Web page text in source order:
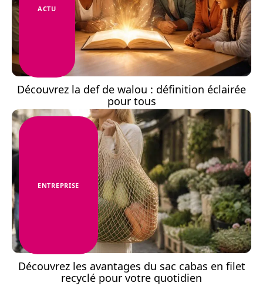
ACTU
Découvrez la def de walou : définition éclairée
pour tous
ENTREPRISE
Découvrez les avantages du sac cabas en filet
recyclé pour votre quotidien